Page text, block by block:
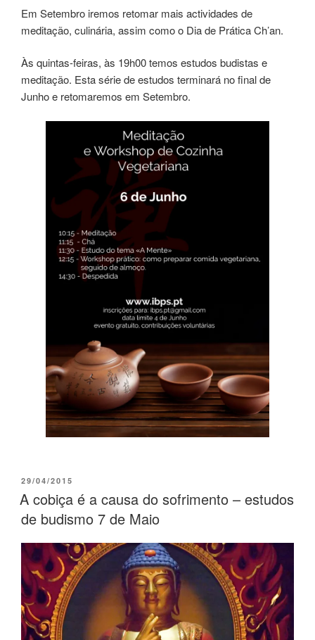
Em Setembro iremos retomar mais actividades de
meditação, culinária, assim como o Dia de Prática Ch’an.
Às quintas-feiras, às 19h00 temos estudos budistas e
meditação. Esta série de estudos terminará no final de
Junho e retomaremos em Setembro.
29/04/2015
A cobiça é a causa do sofrimento – estudos
de budismo 7 de Maio